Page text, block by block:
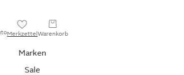
MerkzettelWarenkorb
Marken
Sale